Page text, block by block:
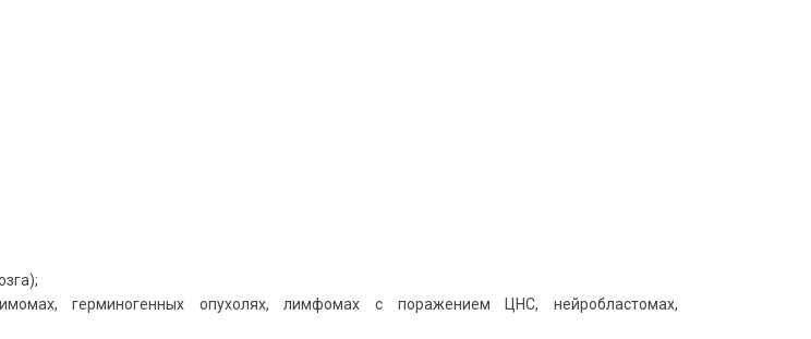
герминогенных опухолях, лимфомах с поражением ЦНС, нейробластомах,